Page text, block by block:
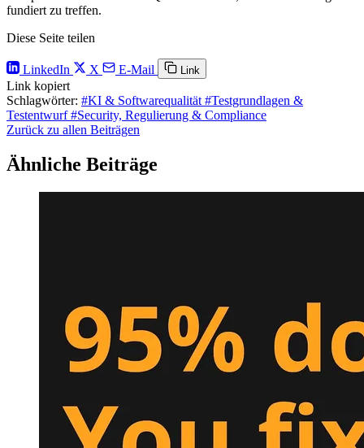
fundiert zu treffen.
Diese Seite teilen
LinkedIn X E-Mail Link
Link kopiert
Schlagwörter: #KI & Softwarequalität #Testgrundlagen &
Testentwurf#Security, Regulierung & Compliance
Zurück zu allen Beiträgen
Ähnliche Beiträge